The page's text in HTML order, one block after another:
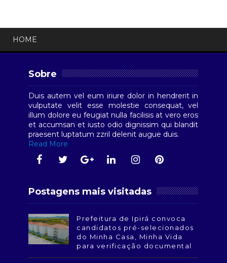
HOME
Sobre
Duis autem vel eum iriure dolor in hendrerit in
vulputate velit esse molestie consequat, vel
illum dolore eu feugiat nulla facilisis at vero eros
et accumsan et iusto odio dignissim qui blandit
praesent luptatum zzril delenit augue duis.
Read More
Postagens mais visitadas
Prefeitura de Ipirá convoca
candidatos pré-selecionados
do Minha Casa, Minha Vida
para verificação documental